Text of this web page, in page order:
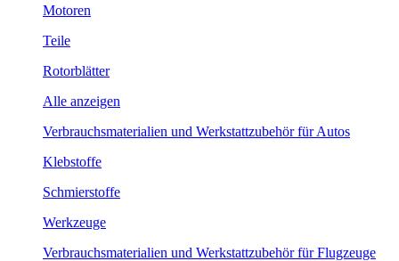
Motoren
Teile
Rotorblätter
Alle anzeigen
Verbrauchsmaterialien und Werkstattzubehör für Autos
Klebstoffe
Schmierstoffe
Werkzeuge
Verbrauchsmaterialien und Werkstattzubehör für Flugzeuge